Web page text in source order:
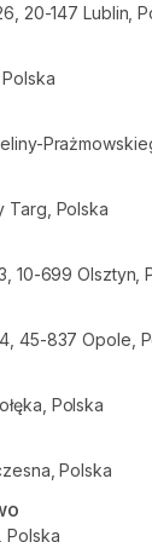
20-147 Lublin,
Targ, Polska
10-699 Olsztyn,
45-837 Opole,
Polska
Polska
Polska